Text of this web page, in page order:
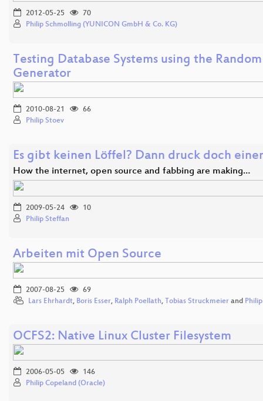
2012-05-25
70
Philip Schmolling (YUNICON GmbH & Co. KG)
Testing Database Systems using the
Generator
2010-08-21
66
Philip Stoev
Es gibt keinen Löffel? Dann druck doch
How the internet, open source and fabbing are making…
2009-05-24
10
Philip Steffan
Arbeiten mit Open Source
2007-08-25
69
Lars Ehrhardt, Boris Esser, Ralph Poellath, Tobias Struckmeier and
OCFS2: Native Linux Cluster Filesystem
2006-05-05
146
Philip Copeland (Oracle)